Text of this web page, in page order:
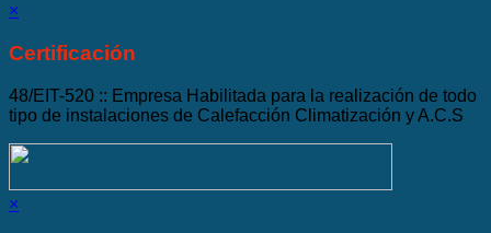
×
Certificación
48/EIT-520 :: Empresa Habilitada para la realización de todo
tipo de instalaciones de Calefacción Climatización y A.C.S
×